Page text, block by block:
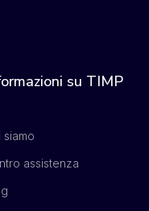
su TIMP
siamo
assistenza